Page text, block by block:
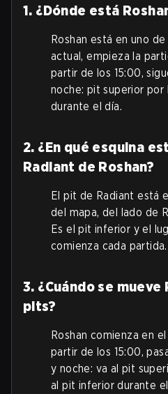
1. ¿Dónde está
Roshan está en uno
actual, empieza la
partir de los 15:00,
noche: pit superior
durante el día.
2. ¿En qué esquina
Radiant de Roshan?
El pit de Radiant está
del mapa, del lado de
Es el pit inferior y el
comienza cada partida.
3. ¿Cuándo se
pits?
Roshan comienza en
partir de los 15:00,
y noche: va al pit
al pit inferior durante